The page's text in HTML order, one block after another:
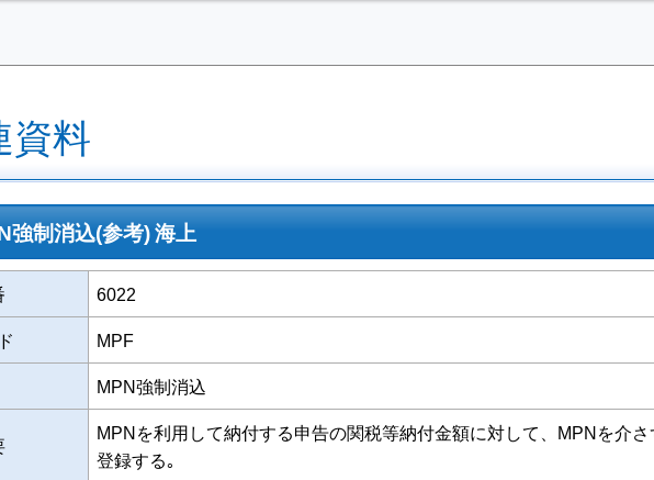
資料
強制消込(参考) 海上
6022
MPF
MPN強制消込
MPNを利用して納付する申告の関税等納付金額に対して、MPNを介
登録する｡